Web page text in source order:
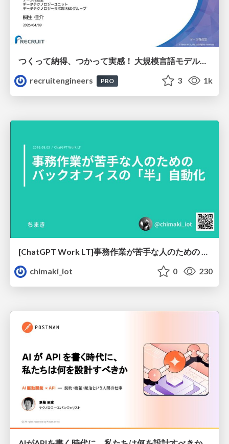
つくって納得、つかって実感！ 大規模言語モデルことはじめ ver2.0
recruitengineers
PRO 3 1k
[ChatGPT Work LT]事務作業が苦手な人のための バックオフィスの「半」自動化
chimaki_iot
0 230